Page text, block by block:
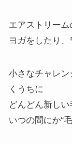
エアストリーム
ヨガをしたり、
小さなチャレ
くうちに
どんどん新しい
いつの間にか“